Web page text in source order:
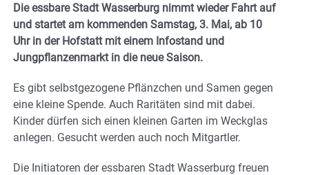
Die essbare Stadt Wasserburg nimmt wieder Fahrt auf
und startet am kommenden Samstag, 3. Mai, ab 10
Uhr in der Hofstatt mit einem Infostand und
Jungpflanzenmarkt in die neue Saison.
Es gibt selbstgezogene Pflänzchen und Samen gegen
eine kleine Spende. Auch Raritäten sind mit dabei.
Kinder dürfen sich einen kleinen Garten im Weckglas
anlegen. Gesucht werden auch noch Mitgartler.
Die Initiatoren der essbaren Stadt Wasserburg freuen